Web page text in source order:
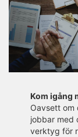
Kom igång
Oavsett om
jobbar med
verktyg för